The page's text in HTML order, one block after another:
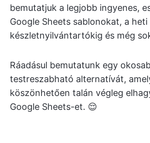
bemutatjuk a legjobb ingyenes,
Google Sheets sablonokat, a
készletnyilvántartókig és még
Ráadásul bemutatunk egy
testreszabható alternatívát,
köszönhetően talán végleg
Google Sheets-et. 😌